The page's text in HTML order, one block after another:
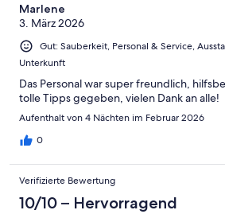
Marlene
3. März 2026
Gut: Sauberkeit, Personal & Service,
Unterkunft
Das Personal war super freundlich,
tolle Tipps gegeben, vielen Dank an alle!
Aufenthalt von 4 Nächten im Februar 2026
0
Verifizierte Bewertung
10/10 – Hervorragend